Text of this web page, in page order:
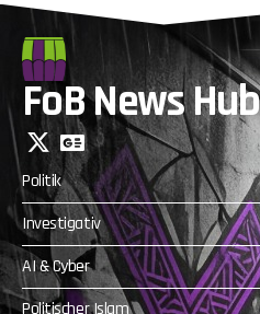
FoB News Hub
Politik
Investigativ
AI & Cyber
Politischer Islam